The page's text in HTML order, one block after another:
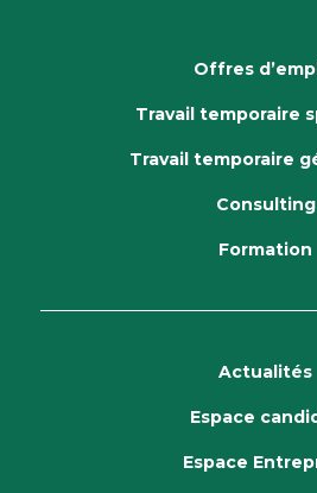
Offres
Travail temporaire
Travail temporaire
Consulting
Formation
Actualités
Espace
Espace